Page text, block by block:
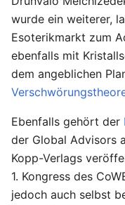
wurde ein weiterer,
Esoterikmarkt zum
ebenfalls mit
dem angeblichen
Ebenfalls gehört der
der Global Advisors
Kopp-Verlags
1. Kongress des
jedoch auch selbst